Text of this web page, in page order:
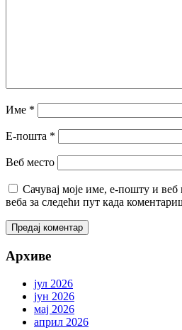
Име *
Е-пошта *
Веб место
Сачувај моје име, е-пошту и веб
веба за следећи пут када
Архиве
јул 2026
јун 2026
мај 2026
април 2026